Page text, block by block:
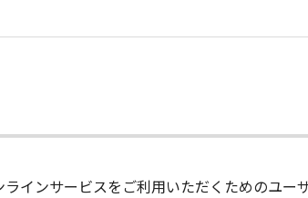
ラインサービスをご利用いただくためのユ